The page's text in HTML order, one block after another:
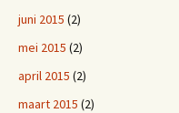
juni 2015 (2)
mei 2015 (2)
april 2015 (2)
maart 2015 (2)